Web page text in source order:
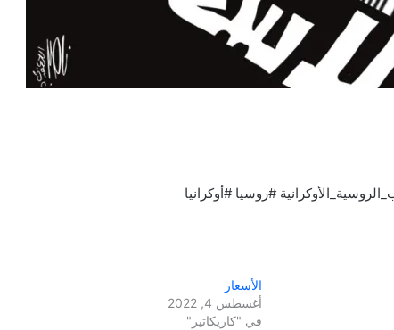
#روسيا #أوكرانيا
الأسعار
أغسطس 4, 2022
في "كاريكاتير"